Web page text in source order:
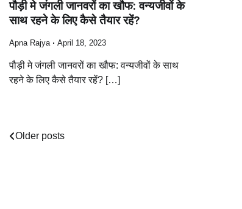
पौड़ी मे जंगली जानवरों का खौफ: वन्यजीवों के
साथ रहने के लिए कैसे तैयार रहें?
Apna Rajya April 18, 2023
पौड़ी मे जंगली जानवरों का खौफ: वन्यजीवों के साथ
रहने के लिए कैसे तैयार रहें? […]
Posts
Older posts